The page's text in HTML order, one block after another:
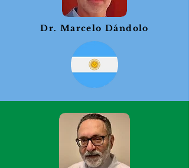
Dr. Marcelo Dándolo